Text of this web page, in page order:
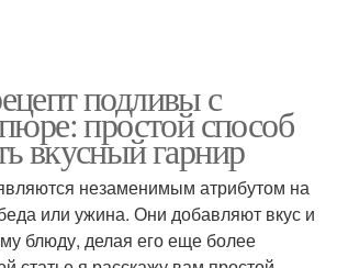
подливы с
простой способ
вкусный гарнир
незаменимым атрибутом на
или ужина. Они добавляют вкус и
блюду, делая его еще более